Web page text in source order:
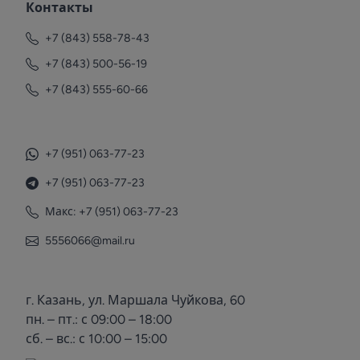
Контакты
+7 (843) 558-78-43
+7 (843) 500-56-19
+7 (843) 555-60-66
+7 (951) 063-77-23
+7 (951) 063-77-23
Макс: +7 (951) 063-77-23
5556066@mail.ru
г. Казань, ул. Маршала Чуйкова, 60
пн. – пт.: с 09:00 – 18:00
сб. – вс.: с 10:00 – 15:00